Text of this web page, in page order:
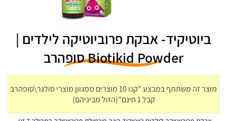
ביוטיקיד- אבקת פרוביוטיקה לילדים |
Biotikid Powder סופהרב
מוצר זה משתתף במבצע "קנו 10 מוצרים ממגוון מוצרי סולגר\סופהרב
קבל 1 חינם"(הזול מביניהם)